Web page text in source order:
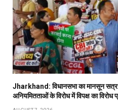
Jharkhand: विधानसभा का मानसून सत्र
अनियमितताओं के विरोध में विपक्ष का विरोध